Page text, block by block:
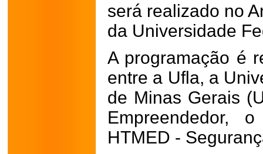
será realizado no
da Universidade
A programação é
entre a Ufla, a
de Minas Gerais
Empreendedor,
HTMED -